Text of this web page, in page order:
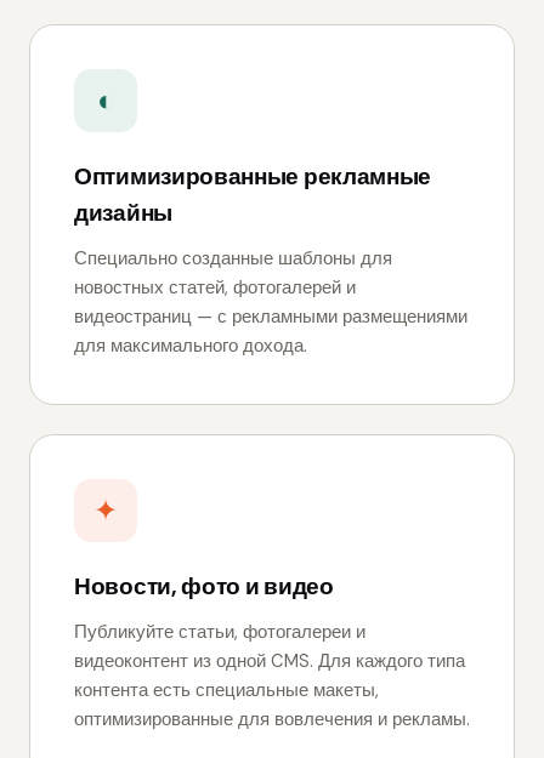
◐
Оптимизированные рекламные
дизайны
Специально созданные шаблоны для
новостных статей, фотогалерей и
видеостраниц — с рекламными размещениями
для максимального дохода.
✦
Новости, фото и видео
Публикуйте статьи, фотогалереи и
видеоконтент из одной CMS. Для каждого типа
контента есть специальные макеты,
оптимизированные для вовлечения и рекламы.